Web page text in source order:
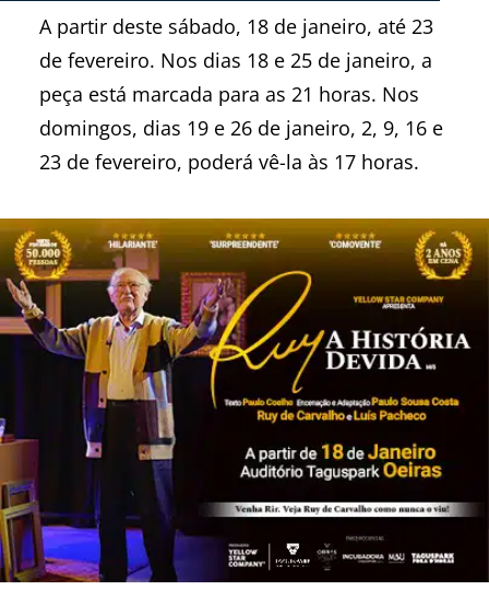
A partir deste sábado, 18 de janeiro, até 23
de fevereiro. Nos dias 18 e 25 de janeiro, a
peça está marcada para as 21 horas. Nos
domingos, dias 19 e 26 de janeiro, 2, 9, 16 e
23 de fevereiro, poderá vê-la às 17 horas.